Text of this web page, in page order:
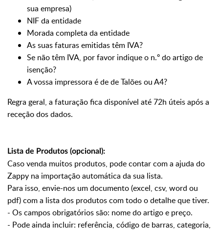
sua empresa)
NIF da entidade
Morada completa da entidade
As suas faturas emitidas têm IVA?
Se não têm IVA, por favor indique o n.º do artigo de
isenção?
A vossa impressora é de de Talões ou A4?
Regra geral, a faturação fica disponível até 72h úteis após a
receção dos dados.
Lista de Produtos (opcional):
Caso venda muitos produtos, pode contar com a ajuda do
Zappy na importação automática da sua lista.
Para isso, envie-nos um documento (excel, csv, word ou
pdf) com a lista dos produtos com todo o detalhe que tiver.
- Os campos obrigatórios são: nome do artigo e preço.
- Pode ainda incluir: referência, código de barras, categoria,